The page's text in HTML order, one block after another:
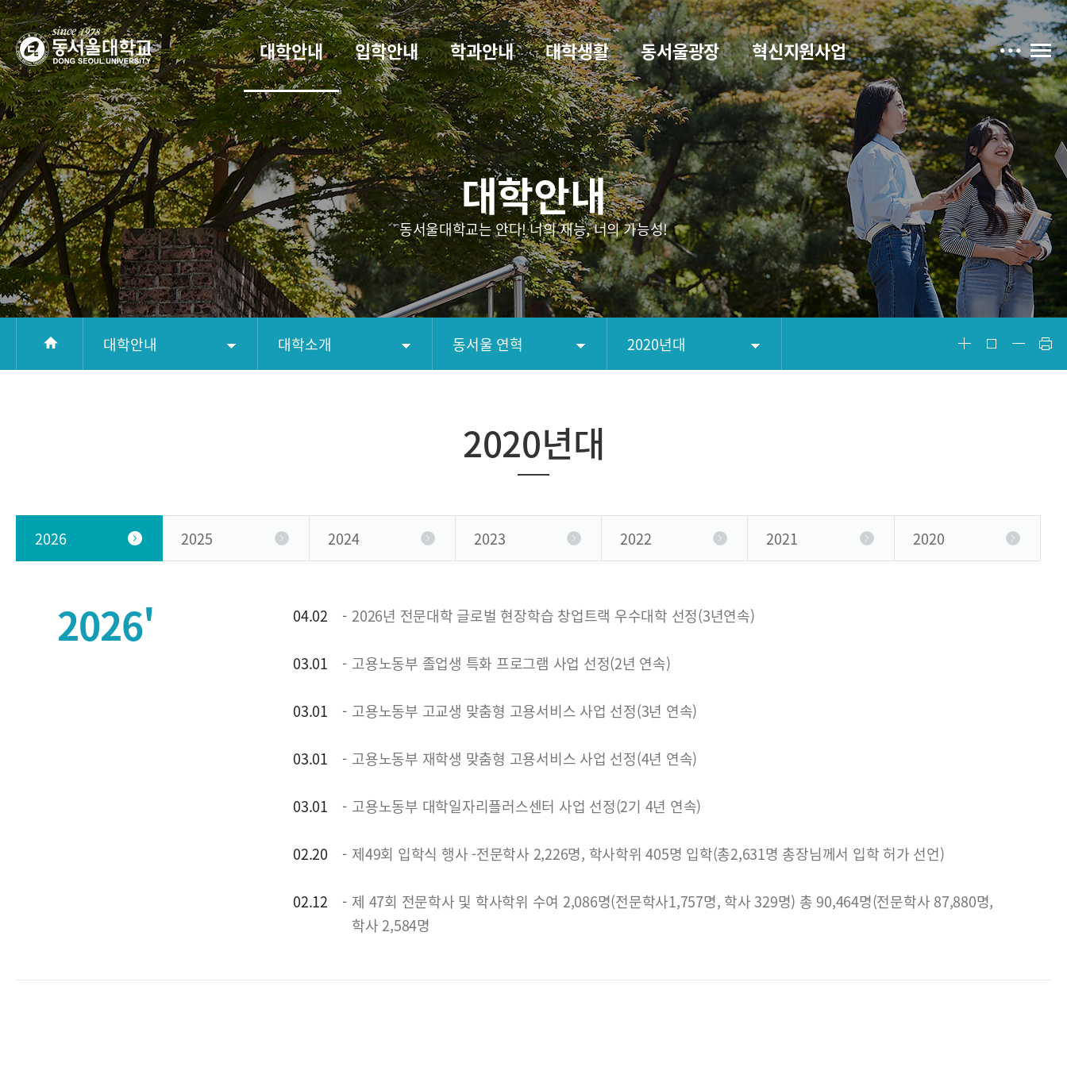
대학안내 입학안내 학과안내 대학생활 동서울광장 혁신지원사업
대학안내
동서울대학교는 안다! 너의 재능, 너의 가능성!
대학안내 대학소개 동서울 연혁 2020년대
2020년대
2026 2025 2024 2023 2022 2021 2020
2026' 04.02 2026년 전문대학 글로벌 현장학습 창업트랙 우수대학 선정(3년연속)
03.01 고용노동부 졸업생 특화 프로그램 사업 선정(2년 연속)
03.01 고용노동부 고교생 맞춤형 고용서비스 사업 선정(3년 연속)
03.01 고용노동부 재학생 맞춤형 고용서비스 사업 선정(4년 연속)
03.01 고용노동부 대학일자리플러스센터 사업 선정(2기 4년 연속)
02.20 제49회 입학식 행사 -전문학사 2,226명, 학사학위 405명 입학(총2,631명 총장님께서 입학 허가 선언)
02.12
제 47회 전문학사 및 학사학위 수여 2,086명(전문학사1,757명, 학사 329명) 총 90,464명(전문학사 87,880명,
학사 2,584명